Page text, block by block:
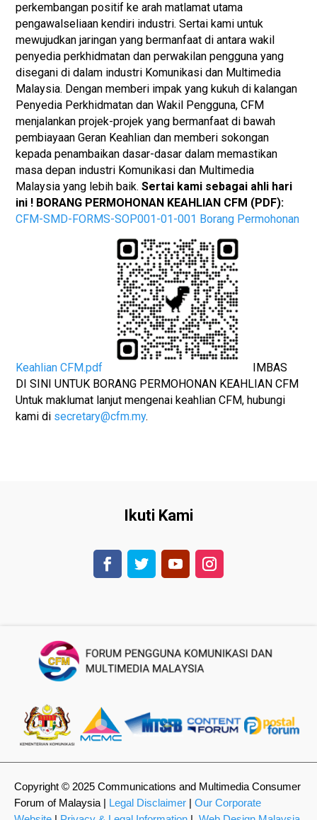
perkembangan positif ke arah matlamat utama
pengawalseliaan kendiri industri. Sertai kami untuk
mewujudkan jaringan yang bermanfaat di antara wakil
penyedia perkhidmatan dan perwakilan pengguna yang
disegani di dalam industri Komunikasi dan Multimedia
Malaysia. Dengan memberi impak yang kukuh di kalangan
Penyedia Perkhidmatan dan Wakil Pengguna, CFM
menjalankan projek-projek yang bermanfaat di bawah
pembiayaan Geran Keahlian dan memberi sokongan
kepada penambaikan dasar-dasar dalam memastikan
masa depan industri Komunikasi dan Multimedia
Malaysia yang lebih baik.Sertai kami sebagai ahli hari
ini ! BORANG PERMOHONAN KEAHLIAN CFM (PDF):
CFM-SMD-FORMS-SOP001-01-001 Borang Permohonan
Keahlian CFM.pdf
IMBAS
DI SINI UNTUK BORANG PERMOHONAN KEAHLIAN CFM
Untuk maklumat lanjut mengenai keahlian CFM, hubungi
kami di secretary@cfm.my.
Ikuti Kami
Copyright © 2025 Communications and Multimedia Consumer
Forum of Malaysia | Legal Disclaimer | Our Corporate